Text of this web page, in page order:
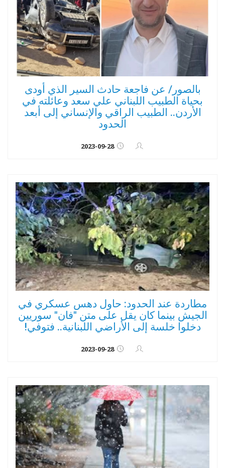
بالصور/ عن فاجعة حادث السير الذي أودى
بحياة الطبيب اللبناني علي سعد وعائلته في
الأردن.. الطبيب الراقي والإنساني إلى أبعد
الحدود
2023-09-28
مطاردة عند الحدود: حاول دهس عسكري في
الجيش بينما كان يقل على متن "فان" سوريين
دخلوا خلسة إلى الأراضي اللبنانية.. فتوفي!
2023-09-28